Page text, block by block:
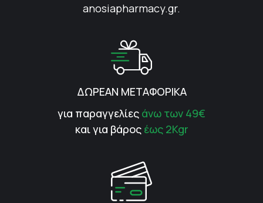
anosiapharmacy.gr.
ΔΩΡΕΑΝ ΜΕΤΑΦΟΡΙΚΑ
για παραγγελίες άνω των 49€
και για βάρος έως 2Kgr